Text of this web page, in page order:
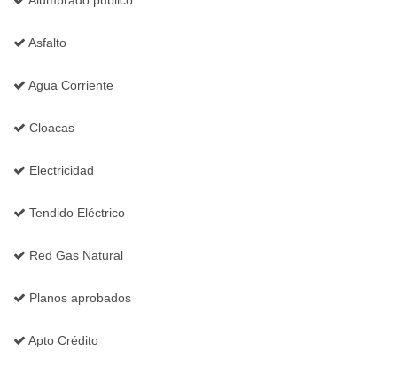
Asfalto
Agua Corriente
Cloacas
Electricidad
Tendido Eléctrico
Red Gas Natural
Planos aprobados
Apto Crédito